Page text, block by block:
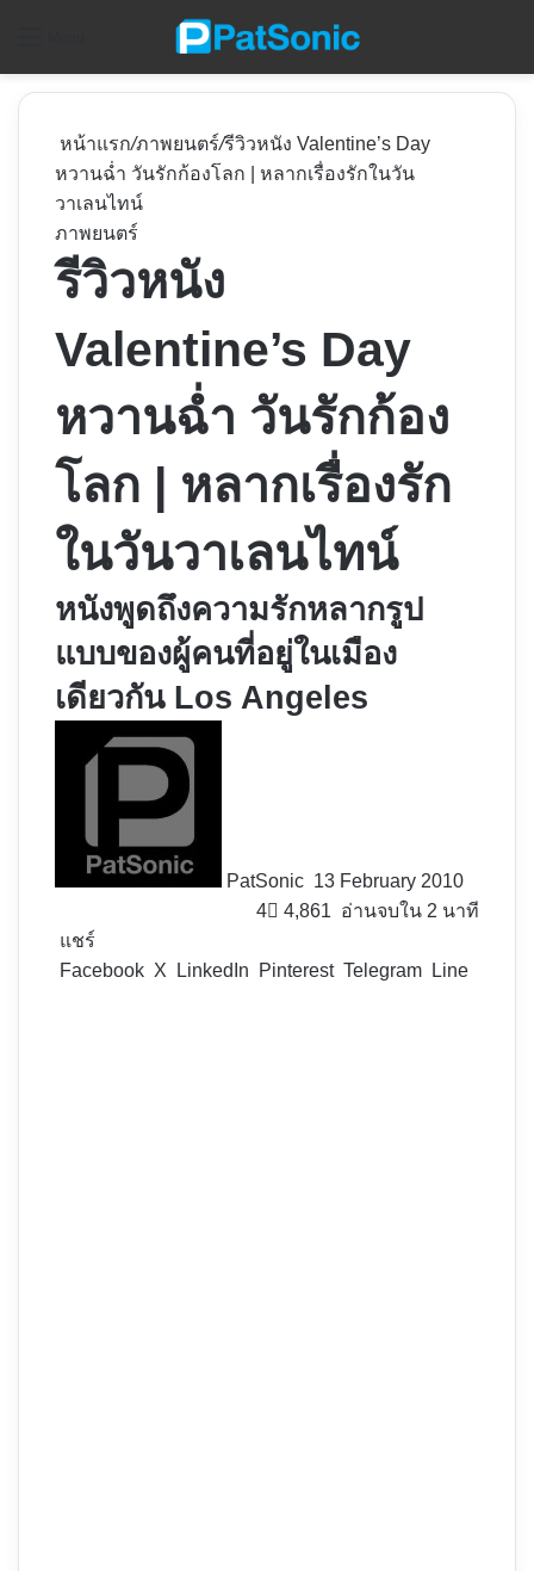
หน้าแรก/ภาพยนตร์/รีวิวหนัง Valentine’s Day
หวานฉ่ำ วันรักก้องโลก | หลากเรื่องรักในวัน
วาเลนไทน์
ภาพยนตร์
รีวิวหนัง
Valentine’s Day
หวานฉ่ำ วันรักก้อง
โลก | หลากเรื่องรัก
ในวันวาเลนไทน์
หนังพูดถึงความรักหลากรูป
แบบของผู้คนที่อยู่ในเมือง
เดียวกัน Los Angeles
PatSonic 13 February 2010
4
4,861 อ่านจบใน 2 นาที
แชร์
Facebook X LinkedIn Pinterest Telegram Line